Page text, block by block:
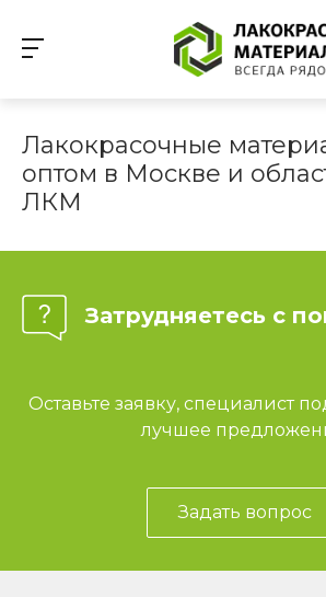
Лакокрасочные
оптом в Москве и
ЛКМ
Затрудняетесь с
Оставьте заявку, специалист
лучшее
Задать вопрос